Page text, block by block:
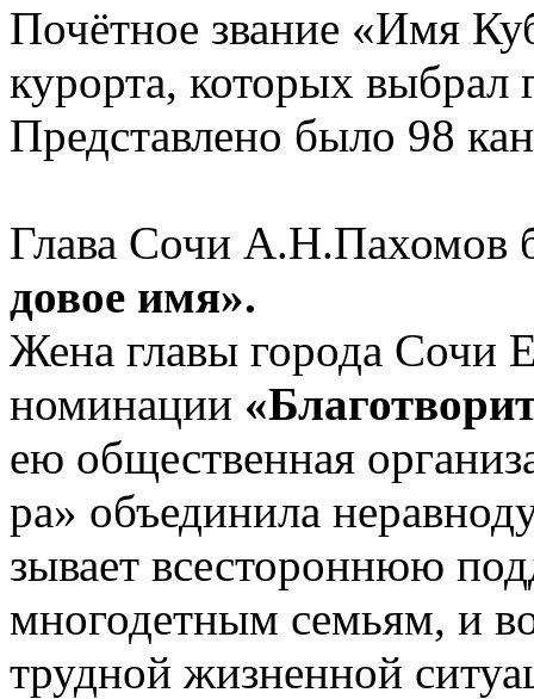
Почётное зва­ние «Имя
ку­рор­та, ко­то­рых выб­рал
Пред­став­ле­но бы­ло 98
Гла­ва Со­чи А.Н.Пахомов
до­вое имя».
Жена главы города Сочи
но­ми­на­ции
ею об­щес­твен­ная
ра» объ­еди­ни­ла
зы­ва­ет всес­то­рон­нюю
мно­го­дет­ным семь­ям, и
труд­ной жиз­ненной